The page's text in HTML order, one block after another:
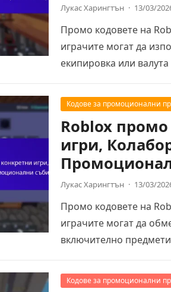
Лукас Харингтън · 13/03/
Промо кодовете на
играчите могат да
екипировка или
Кодове за промоционални
Roblox
игри,
Лукас Харингтън · 13/03/
Промо кодовете на
играчите могат да
включително
Кодове за промоционални